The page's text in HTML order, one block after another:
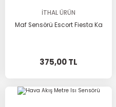
İTHAL ÜRÜN
Maf Sensörü Escort Fiesta Ka
375,00 TL